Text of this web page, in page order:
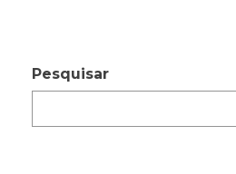
Pesquisar